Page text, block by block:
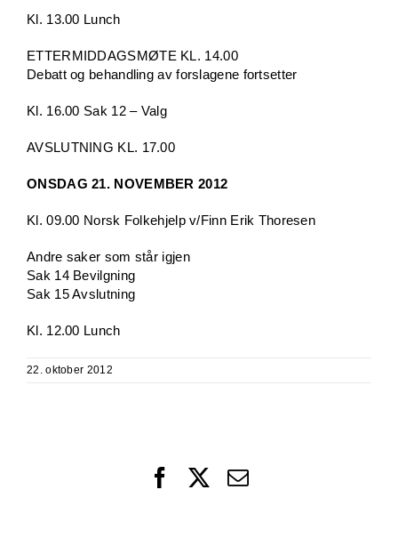
Kl. 13.00 Lunch
ETTERMIDDAGSMØTE KL. 14.00
Debatt og behandling av forslagene fortsetter
Kl. 16.00 Sak 12 – Valg
AVSLUTNING KL. 17.00
ONSDAG 21. NOVEMBER 2012
Kl. 09.00 Norsk Folkehjelp v/Finn Erik Thoresen
Andre saker som står igjen
Sak 14 Bevilgning
Sak 15 Avslutning
Kl. 12.00 Lunch
22. oktober 2012
FacebookEmail